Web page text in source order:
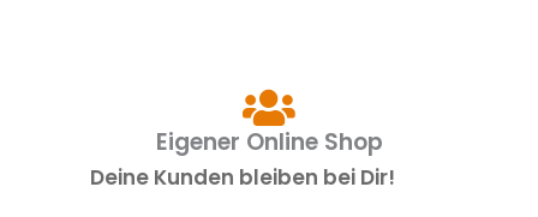
Eigener Online Shop
Deine Kunden bleiben bei Dir!